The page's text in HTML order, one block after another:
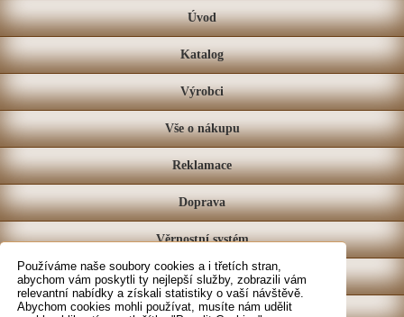
Používáme naše soubory cookies a i třetích stran,
abychom vám poskytli ty nejlepší služby, zobrazili vám
relevantní nabídky a získali statistiky o vaší návštěvě.
Abychom cookies mohli používat, musíte nám udělit
Úvod
Katalog
Výrobci
Vše o nákupu
Reklamace
Doprava
Věrnostní systém
Prodejna
Kontakt